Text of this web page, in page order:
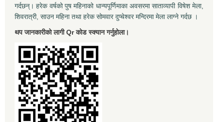
गर्दछन्। हरेक वर्षको पुष महिनाको धान्यपूर्णिमाका अवसरमा साताव्यापी विषेश मेला,
शिवरात्री, साउन महिना तथा हरेक सोमवार दुप्चेश्वर मन्दिरमा मेला लाग्ने गर्दछ ।
थप जानकारीको लागी Qr कोड स्क्यान गर्नुहोला।